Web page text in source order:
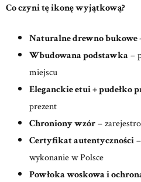
Co czyni tę ikonę wyjątkową?
Naturalne drewno bukowe
Wbudowana podstawka –
miejscu
Eleganckie etui + pudełko
prezent
Chroniony wzór–
Certyfikat autentyczności–
wykonanie w Polsce
Powłoka woskowa i